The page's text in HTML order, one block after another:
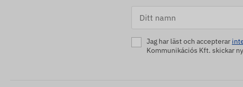
Jag har läst och accepterar
Kommunikációs Kft. skickar